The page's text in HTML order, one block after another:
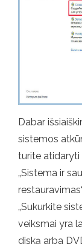
Dabar
sistemos
turite atidaryti
„Sistema ir
„Sukurkite
veiksmai yra
diską arba